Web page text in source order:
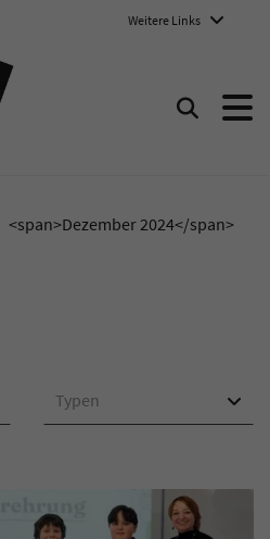
Weitere Links
Suchen
<span>Dezember 2024</span>
Typen